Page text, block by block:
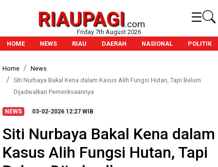
RIAUPAGI.com ☰
Friday 7th August 2026
HOME
NEWS RIAU DAERAH NASIONAL POLITIK
Home
News
Siti Nurbaya Bakal Kena dalam Kasus Alih Fungsi Hutan, Tapi Belum
Dijadwalkan Pemeriksaannya
NEWS 03-02-2026 12:27 WIB
Siti Nurbaya Bakal Kena dalam
Kasus Alih Fungsi Hutan, Tapi